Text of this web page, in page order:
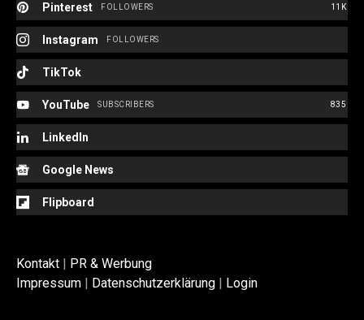
Pinterest 11K
FOLLOWERS
Instagram FOLLOWERS
TikTok
YouTube 835
SUBSCRIBERS
LinkedIn
Google News
Flipboard
Kontakt | PR & Werbung
Impressum | Datenschutzerklärung | Login